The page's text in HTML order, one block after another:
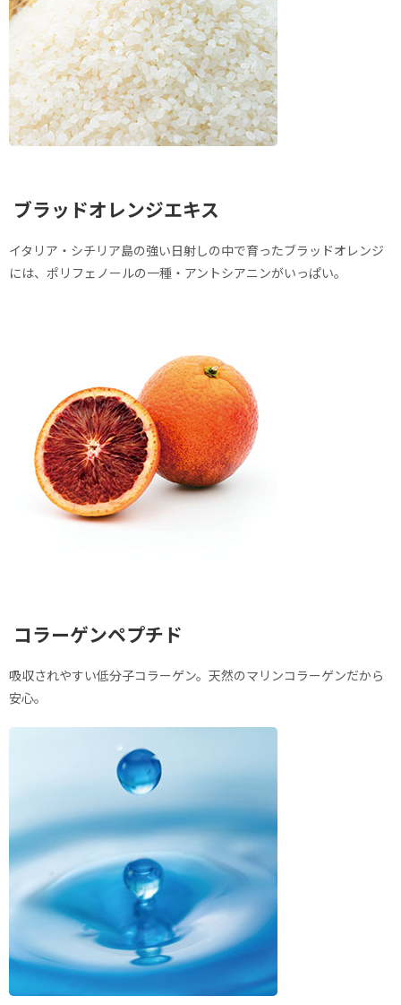
ブラッドオレンジエキス
イタリア・シチリア島の強い日射しの中で育ったブラッドオレンジ
には、ポリフェノールの一種・アントシアニンがいっぱい。
コラーゲンペプチド
吸収されやすい低分子コラーゲン。天然のマリンコラーゲンだから
安心。